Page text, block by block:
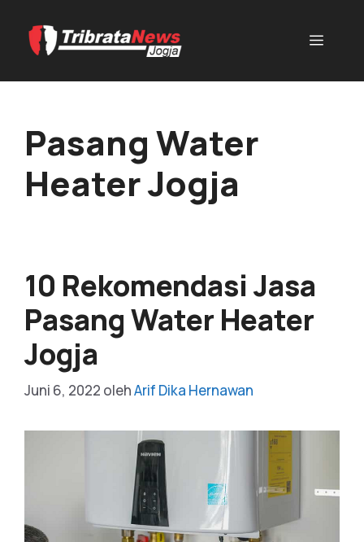
Pasang Water
Heater Jogja
10 Rekomendasi Jasa
Pasang Water Heater
Jogja
Juni 6, 2022 olehArif Dika Hernawan